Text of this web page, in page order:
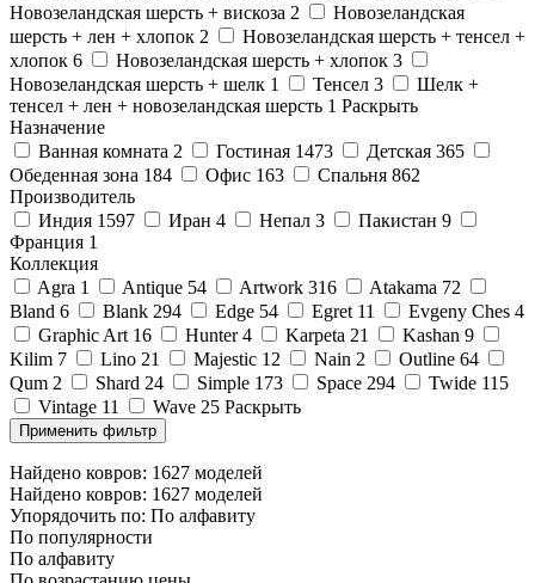
Новозеландская шерсть + вискоза 2
Новозеландская
шерсть + лен + хлопок 2
Новозеландская шерсть + тенсел +
хлопок 6 Новозеландская шерсть + хлопок 3
Новозеландская шерсть + шелк 1 Тенсел 3
Шелк +
тенсел + лен + новозеландская шерсть 1 Раскрыть
Назначение
Ванная комната 2 Гостиная 1473 Детская 365
Обеденная зона 184 Офис 163 Спальня 862
Производитель
Индия 1597 Иран 4 Непал 3 Пакистан 9
Франция 1
Коллекция
Agra 1 Antique 54 Artwork 316 Atakama 72
Bland 6 Blank 294 Edge 54 Egret 11 Evgeny Ches 4
Graphic Art 16 Hunter4 Karpeta 21 Kashan 9
Kilim 7 Lino 21 Majestic 12 Nain 2 Outline 64
Qum 2 Shard 24 Simple 173 Space 294 Twide 115
Vintage 11 Wave 25 Раскрыть
Найдено ковров: 1627 моделей
Найдено ковров: 1627 моделей
Упорядочить по: По алфавиту
По популярности
По алфавиту